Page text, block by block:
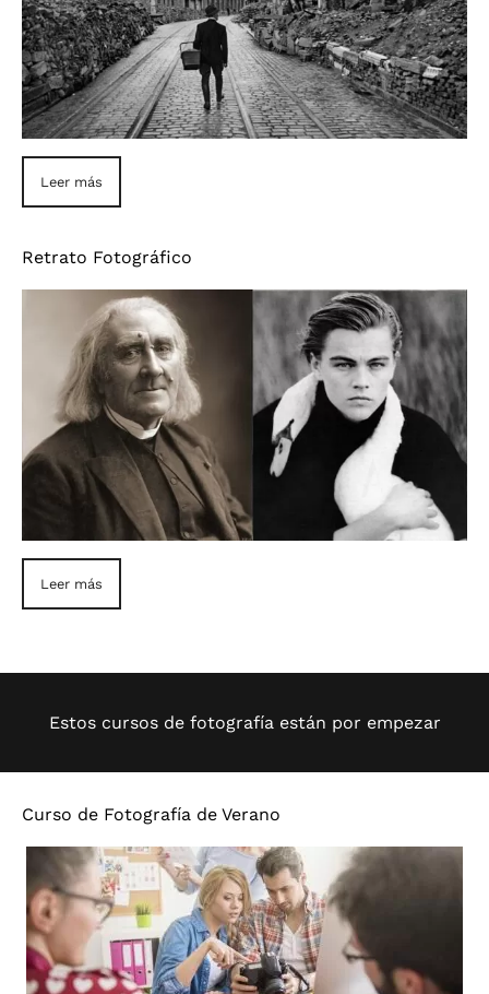
Leer más
Retrato Fotográfico
Leer más
Estos cursos de fotografía están por empezar
Curso de Fotografía de Verano